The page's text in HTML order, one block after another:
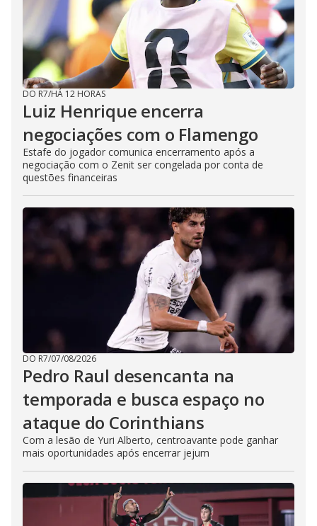
DO R7/HÁ 12 HORAS
Luiz Henrique encerra
negociações com o Flamengo
Estafe do jogador comunica encerramento após a
negociação com o Zenit ser congelada por conta de
questões financeiras
DO R7/07/08/2026
Pedro Raul desencanta na
temporada e busca espaço no
ataque do Corinthians
Com a lesão de Yuri Alberto, centroavante pode ganhar
mais oportunidades após encerrar jejum